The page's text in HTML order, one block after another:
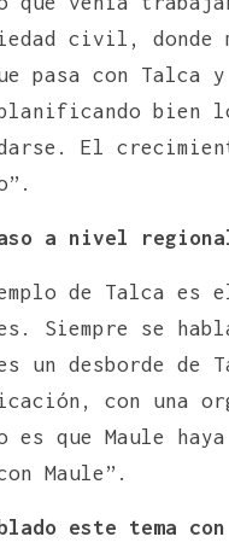
civil, donde
pasa con Talca
planificando bien
El
a nivel
de Talca es
Siempre se
un desborde de
con una
es que Maule
Maule”.
este tema